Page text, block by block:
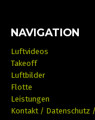
NAVIGATION
Luftvideos
Takeoff
Luftbilder
Flotte
Leistungen
Kontakt / Datenschutz